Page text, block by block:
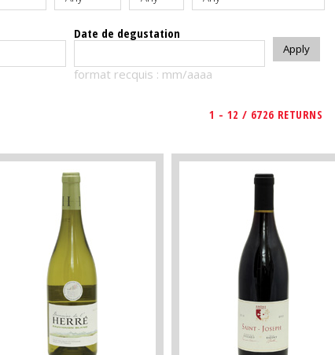
Date de degustation
format recquis : mm/aaaa
1 - 12 / 6726 RETURNS